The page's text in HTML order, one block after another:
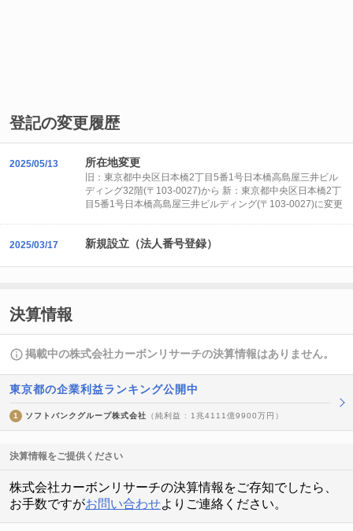
登記の変更履歴
2025/05/13 所在地変更
旧：東京都中央区日本橋2丁目5番1号日本橋高島屋三井ビル
ディング32階(〒103-0027)から 新：東京都中央区日本橋2丁
目5番1号日本橋高島屋三井ビルディング(〒103-0027)に変更
2025/03/17 新規設立（法人番号登録）
決算情報
掲載中の株式会社カーボンリサーチの決算情報はありません。
東京都の企業利益ランキング公開中
1 ソフトバンクグループ株式会社 （純利益 : 1兆4111億9900万円）
決算情報をご提供ください
株式会社カーボンリサーチの決算情報をご存知でしたら、
お手数ですがお問い合わせよりご連絡ください。